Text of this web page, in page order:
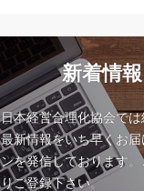
新着情
日本経営合理化協会で
最新情報をいち早くお
ンを発信しております
りご登録下さい。